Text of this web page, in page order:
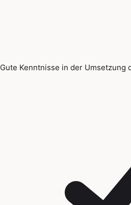
Gute Kenntnisse in der Umsetzung